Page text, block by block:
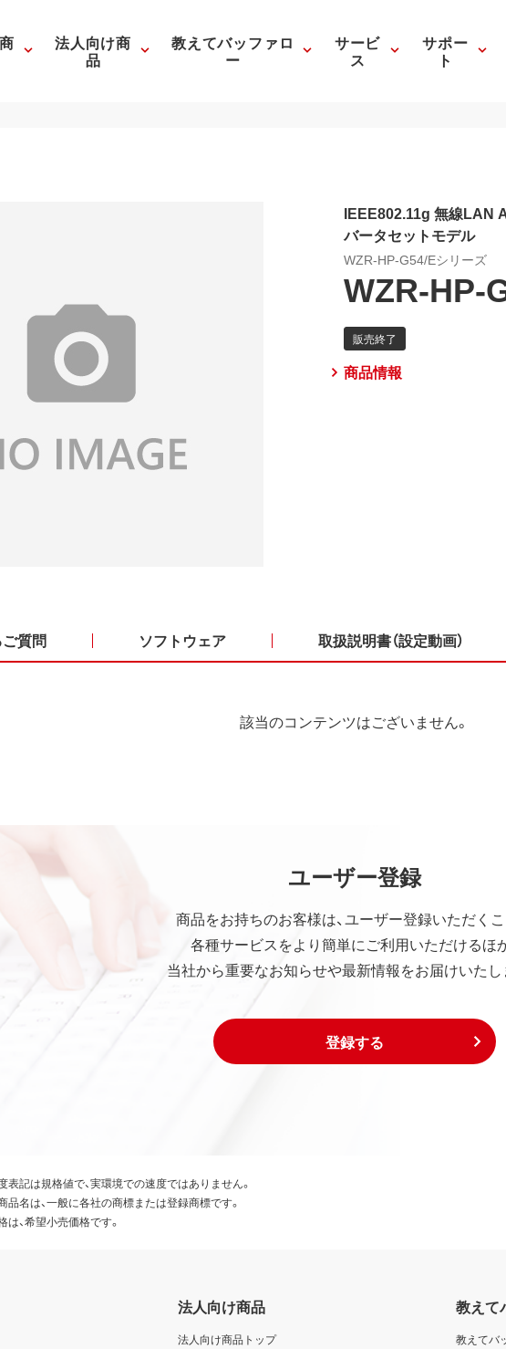
法人向け商
品
教えてバッファロ
ー
サービ
ス
サポー
ト
IEEE802.11g 無線LAN
バータセットモデル
WZR-HP-G54/Eシリーズ
WZR-HP-
商品情報
質問 ソフトウェア 取扱説明書（設定動画）
該当のコンテンツはございません。
ユーザー登録
商品をお持ちのお客様は、ユーザー登録いただく
各種サービスをより簡単にご利用いただけるほか
当社から重要なお知らせや最新情報をお届けいたし
登録する
記は規格値で、実環境での速度ではありません。
名は、一般に各社の商標または登録商標です。
、希望小売価格です。
法人向け商品
法人向け商品トップ
教えて
教えてバ